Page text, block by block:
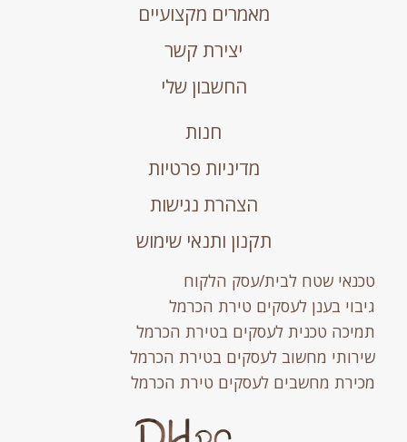
מאמרים מקצועיים
יצירת קשר
החשבון שלי
חנות
מדיניות פרטיות
הצהרת נגישות
תקנון ותנאי שימוש
טכנאי שטח לבית/עסק הלקוח
גיבוי בענן לעסקים טירת הכרמל
תמיכה טכנית לעסקים בטירת הכרמל
שירותי מחשוב לעסקים בטירת הכרמל
מכירת מחשבים לעסקים טירת הכרמל